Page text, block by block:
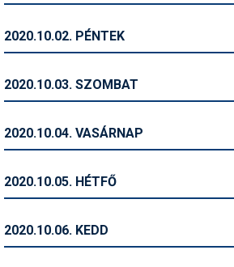
Ingatlan
Kerékpár
2020.10.02. PÉNTEK
2020.10.03. SZOMBAT
2020.10.04. VASÁRNAP
2020.10.05. HÉTFŐ
2020.10.06. KEDD